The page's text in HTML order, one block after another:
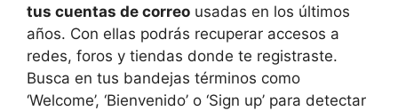
tus cuentas de correo usadas en los últimos
años. Con ellas podrás recuperar accesos a
redes, foros y tiendas donde te registraste.
Busca en tus bandejas términos como
‘Welcome’, ‘Bienvenido’ o ‘Sign up’ para detectar